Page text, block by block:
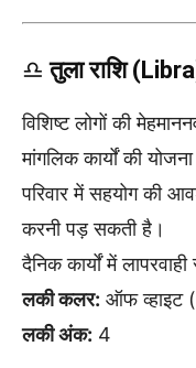
♎तुला राशि
विशिष्ट लोगों की
मांगलिक कार्यों की
परिवार में सहयोग की
करनी पड़ सकती है।
दैनिक कार्यों में
लकी कलर: ऑफ व्हाइट
लकी अंक: 4